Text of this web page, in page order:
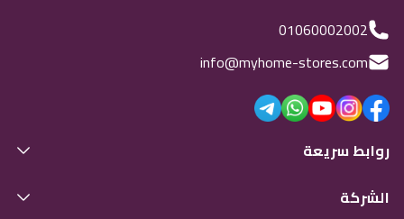
01060002002
info@myhome-stores.com
روابط سريعة
الشركة